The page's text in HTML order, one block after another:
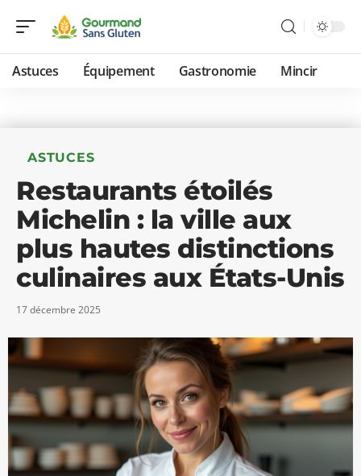
Astuces Équipement Gastronomie Mincir
ASTUCES
Restaurants étoilés
Michelin : la ville aux
plus hautes distinctions
culinaires aux États-Unis
17 décembre 2025